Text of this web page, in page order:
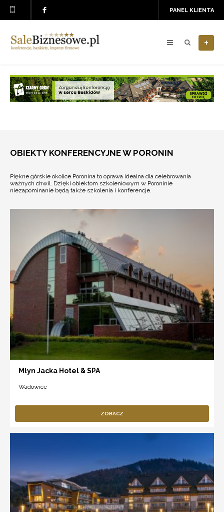
PANEL KLIENTA
+
OBIEKTY KONFERENCYJNE W PORONIN
Piękne górskie okolice Poronina to oprawa idealna dla celebrowania
ważnych chwil. Dzięki obiektom szkoleniowym w Poroninie
niezapominanie będą także szkolenia i konferencje.
Młyn Jacka Hotel & SPA
Wadowice
ZOBACZ